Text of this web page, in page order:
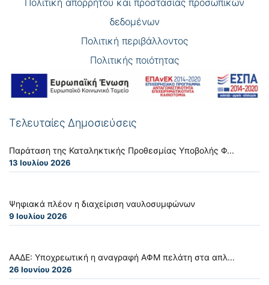
δεδομένων
Πολιτική περιβάλλοντος
Πολιτικής ποιότητας
Τελευταίες Δημοσιεύσεις
Παράταση της Καταληκτικής Προθεσμίας Υποβολής Φ...
13 Ιουλίου 2026
Ψηφιακά πλέον η διαχείριση ναυλοσυμφώνων
9 Ιουλίου 2026
ΑΑΔΕ: Υποχρεωτική η αναγραφή ΑΦΜ πελάτη στα απλ...
26 Ιουνίου 2026